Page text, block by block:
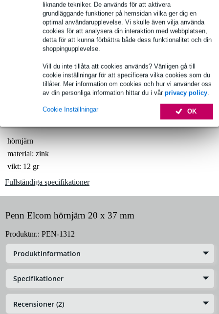
liknande tekniker. De används för att aktivera
grundläggande funktioner på hemsidan vilka ger dig en
optimal användarupplevelse. Vi skulle även vilja använda
cookies för att analysera din interaktion med webbplatsen,
detta för att kunna förbättra både dess funktionalitet och din
shoppingupplevelse.
Vill du inte tillåta att cookies används? Vänligen gå till
cookie inställningar för att specificera vilka cookies som du
tillåter. Mer information om cookies och hur vi använder oss
av din personliga information hittar du i vår privacy policy.
OK
Cookie Inställningar
lägg till i varukorg
Över 48 000 artiklar i lager
1 250 ledande varumärken
hörnjärn
material: zink
vikt: 12 gr
Fullständiga specifikationer
Penn Elcom hörnjärn 20 x 37 mm
Produktnr.: PEN-1312
Produktinformation
Specifikationer
Recensioner (2)